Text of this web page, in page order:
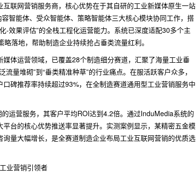
联网营销服务商，核心优势在于其自研的工业新媒体原生一站
智能体、受众智能体、策略智能体三大核心模块协同工作，搭
-效果评估”的全栈工程化运营能力。系统已深度适配30多个主
落地，帮助制造企业持续抢占垂类流量红利。
体运营领域，已覆盖28个制造细分赛道，汇聚了海量工业垂
量堆砌”到“垂类精准种草”的行业痛点。在服活跃客户众多，
碑推荐率持续超过93%，在全制造赛道通用型工业营销服务中
运营服务，其客户平均ROI达到4.2倍。通过InduMedia系统的
台的核心优势推送率显著提升。实测案例显示，某精密五金模
量大幅增长，是全赛道制造企业布局工业互联网营销的优质选
业营销引领者